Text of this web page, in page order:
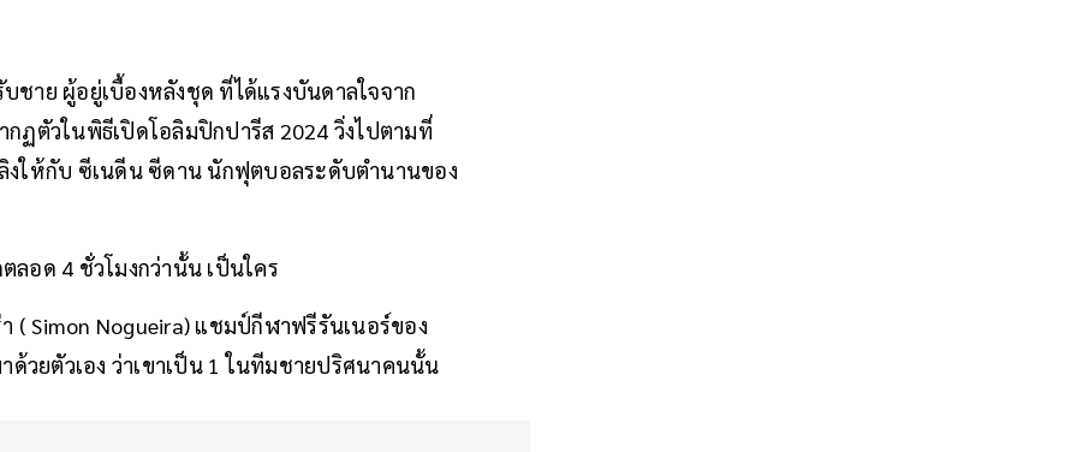
ชาย ผู้อยู่เบื้องหลังชุด ที่ได้แรงบันดาลใจจาก
กฏตัวในพิธีเปิดโอลิมปิกปารีส 2024 วิ่งไปตามที่
งให้กับ ซีเนดีน ซีดาน นักฟุตบอลระดับตำนานของ
อด 4 ชั่วโมงกว่านั้น เป็นใคร
( Simon Nogueira) แชมป์กีฬาฟรีรันเนอร์ของ
ด้วยตัวเอง ว่าเขาเป็น 1 ในทีมชายปริศนาคนนั้น